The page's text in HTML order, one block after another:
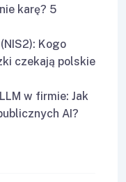
karę? 5
Kogo
czekają polskie
w firmie: Jak
AI?